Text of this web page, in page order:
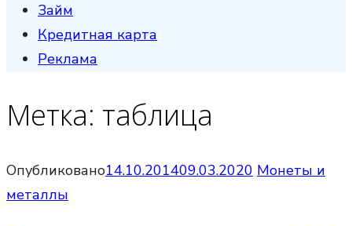
Займ
Кредитная карта
Реклама
Метка: таблица
Опубликовано14.10.201409.03.2020 Монеты и
металлы